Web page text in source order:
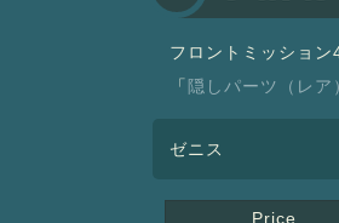
フロントミッショ
「 隠しパーツ（レア
ゼニス
Price